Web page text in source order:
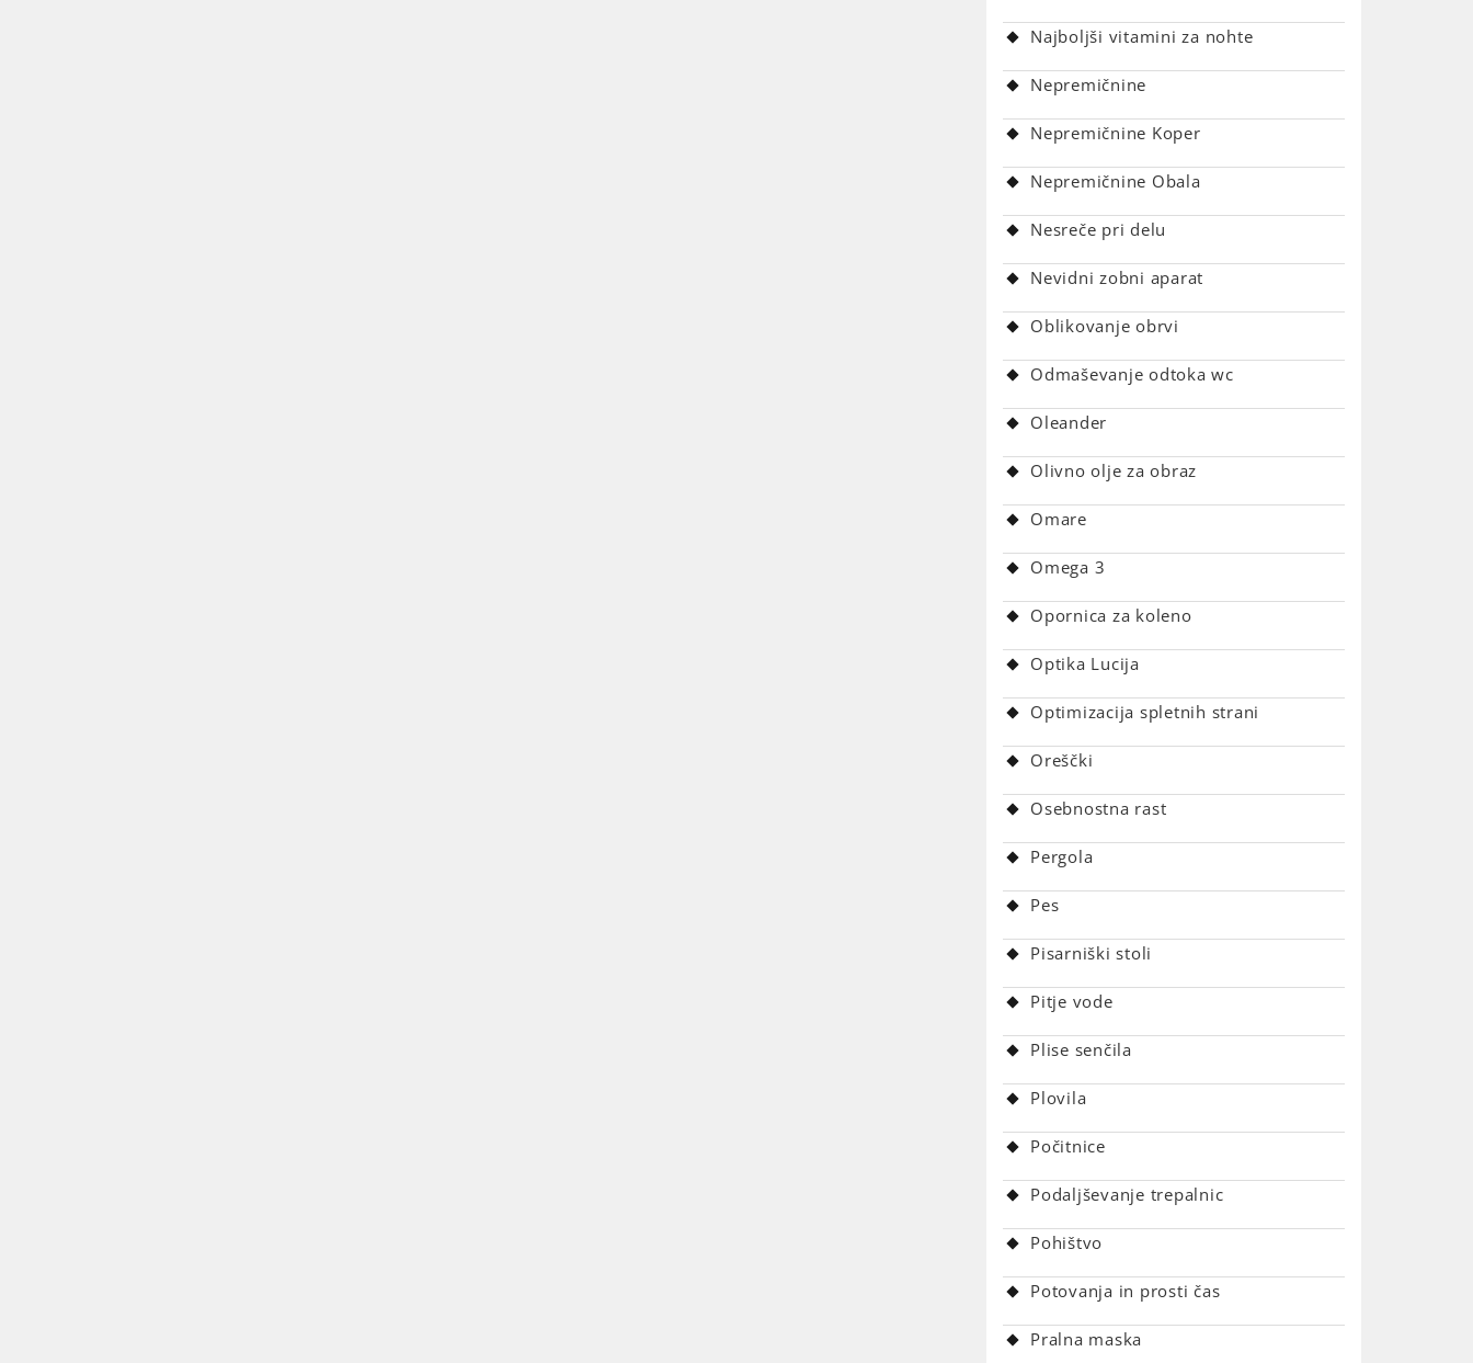
Najboljši vitamini za nohte
Nepremičnine
Nepremičnine Koper
Nepremičnine Obala
Nesreče pri delu
Nevidni zobni aparat
Oblikovanje obrvi
Odmaševanje odtoka wc
Oleander
Olivno olje za obraz
Omare
Omega 3
Opornica za koleno
Optika Lucija
Optimizacija spletnih strani
Oreščki
Osebnostna rast
Pergola
Pes
Pisarniški stoli
Pitje vode
Plise senčila
Plovila
Počitnice
Podaljševanje trepalnic
Pohištvo
Potovanja in prosti čas
Pralna maska